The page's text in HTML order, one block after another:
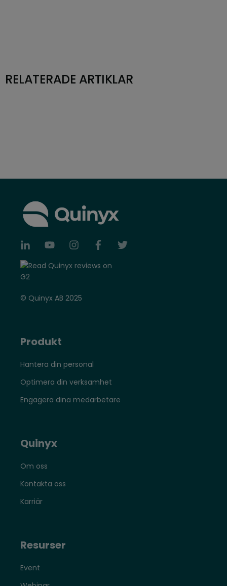
RELATERADE ARTIKLAR
© Quinyx AB 2025
Produkt
Hantera din personal
Optimera din verksamhet
Engagera dina medarbetare
Quinyx
Om oss
Kontakta oss
Karriär
Resurser
Event